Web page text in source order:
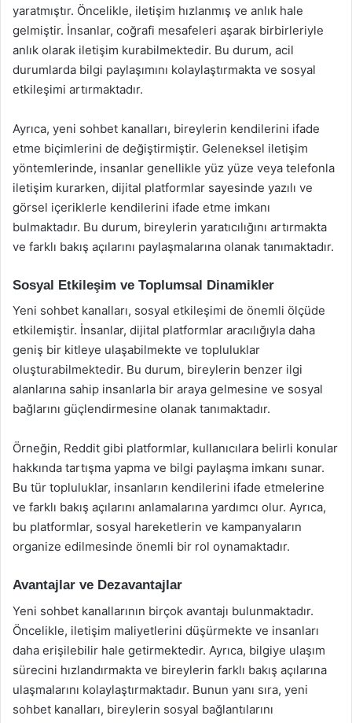
yaratmıştır. Öncelikle, iletişim hızlanmış ve anlık hale
gelmiştir. İnsanlar, coğrafi mesafeleri aşarak birbirleriyle
anlık olarak iletişim kurabilmektedir. Bu durum, acil
durumlarda bilgi paylaşımını kolaylaştırmakta ve sosyal
etkileşimi artırmaktadır.
Ayrıca, yeni sohbet kanalları, bireylerin kendilerini ifade
etme biçimlerini de değiştirmiştir. Geleneksel iletişim
yöntemlerinde, insanlar genellikle yüz yüze veya telefonla
iletişim kurarken, dijital platformlar sayesinde yazılı ve
görsel içeriklerle kendilerini ifade etme imkanı
bulmaktadır. Bu durum, bireylerin yaratıcılığını artırmakta
ve farklı bakış açılarını paylaşmalarına olanak tanımaktadır.
Sosyal Etkileşim ve Toplumsal Dinamikler
Yeni sohbet kanalları, sosyal etkileşimi de önemli ölçüde
etkilemiştir. İnsanlar, dijital platformlar aracılığıyla daha
geniş bir kitleye ulaşabilmekte ve topluluklar
oluşturabilmektedir. Bu durum, bireylerin benzer ilgi
alanlarına sahip insanlarla bir araya gelmesine ve sosyal
bağlarını güçlendirmesine olanak tanımaktadır.
Örneğin, Reddit gibi platformlar, kullanıcılara belirli konular
hakkında tartışma yapma ve bilgi paylaşma imkanı sunar.
Bu tür topluluklar, insanların kendilerini ifade etmelerine
ve farklı bakış açılarını anlamalarına yardımcı olur. Ayrıca,
bu platformlar, sosyal hareketlerin ve kampanyaların
organize edilmesinde önemli bir rol oynamaktadır.
Avantajlar ve Dezavantajlar
Yeni sohbet kanallarının birçok avantajı bulunmaktadır.
Öncelikle, iletişim maliyetlerini düşürmekte ve insanları
daha erişilebilir hale getirmektedir. Ayrıca, bilgiye ulaşım
sürecini hızlandırmakta ve bireylerin farklı bakış açılarına
ulaşmalarını kolaylaştırmaktadır. Bunun yanı sıra, yeni
sohbet kanalları, bireylerin sosyal bağlantılarını